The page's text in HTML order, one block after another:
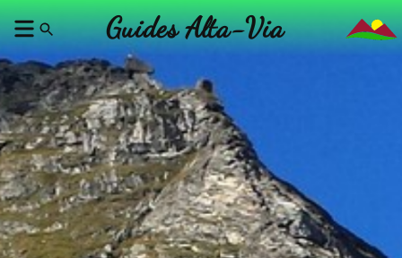
Guides Alta-Via